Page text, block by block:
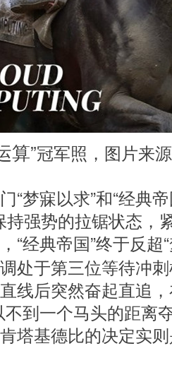
算”冠军照，图片来
“梦寐以求”和“经典
持强势的拉锯状态，
“经典帝国”终于反超
处于第三位等待冲
线后突然奋起直追
不到一个马头的距离
肯塔基德比的决定实